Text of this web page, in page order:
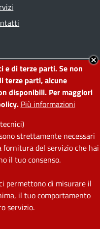
e di terze parti. Se non
terze parti, alcune
disponibili. Per maggiori
Più informazioni
strettamente necessari
del servizio che hai
il tuo consenso.
permettono di misurare il
il tuo comportamento
servizio.